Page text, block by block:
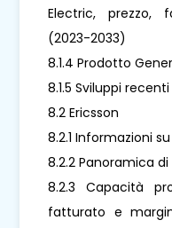
Electric, prezzo,
(2023-2033)
8.1.4 Prodotto
8.1.5 Sviluppi
8.2 Ericsson
8.2.1 Informazioni
8.2.2 Panoramica
8.2.3 Capacità
fatturato e